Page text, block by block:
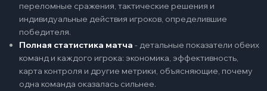
переломные сражения, тактические решения и
индивидуальные действия игроков, определившие
победителя.
Полная статистика матча - детальные показатели обеих
команд и каждого игрока: экономика, эффективность,
карта контроля и другие метрики, объясняющие, почему
одна команда оказалась сильнее.